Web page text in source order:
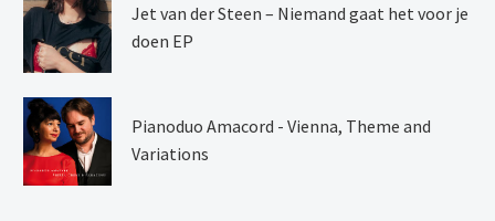
Jet van der Steen – Niemand gaat het voor je
doen EP
Pianoduo Amacord - Vienna, Theme and
Variations